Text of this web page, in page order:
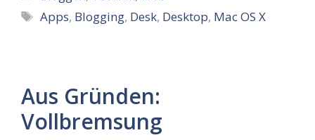
Schlagwörter
Apps, Blogging, Desk, Desktop, Mac OS X
Aus Gründen:
Vollbremsung